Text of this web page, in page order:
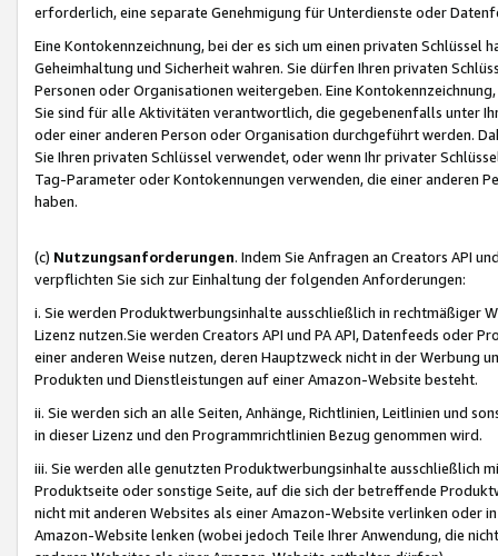
erforderlich, eine separate Genehmigung für Unterdienste oder
Eine Kontokennzeichnung, bei der es sich um einen privaten
Geheimhaltung und Sicherheit wahren. Sie dürfen Ihren privaten
Personen oder Organisationen weitergeben. Eine
Sie sind für alle Aktivitäten verantwortlich, die gegebenenfalls unter
oder einer anderen Person oder Organisation durchgeführt werden.
Sie Ihren privaten Schlüssel verwendet, oder wenn Ihr privater
Tag-Parameter oder Kontokennungen verwenden, die einer anderen
haben.
(c) Nutzungsanforderungen. Indem Sie Anfragen an Creators API
verpflichten Sie sich zur Einhaltung der folgenden Anforderungen:
i. Sie werden Produktwerbungsinhalte ausschließlich in rechtmäßiger
Lizenz nutzen.Sie werden Creators API und PA API, Datenfeeds oder
einer anderen Weise nutzen, deren Hauptzweck nicht in der Werbung
Produkten und Dienstleistungen auf einer Amazon-Website besteht.
ii. Sie werden sich an alle Seiten, Anhänge, Richtlinien, Leitlinien und
in dieser Lizenz und den Programmrichtlinien Bezug genommen wird.
iii. Sie werden alle genutzten Produktwerbungsinhalte ausschließlich
Produktseite oder sonstige Seite, auf die sich der betreffende
nicht mit anderen Websites als einer Amazon-Website verlinken oder
Amazon-Website lenken (wobei jedoch Teile Ihrer Anwendung, die